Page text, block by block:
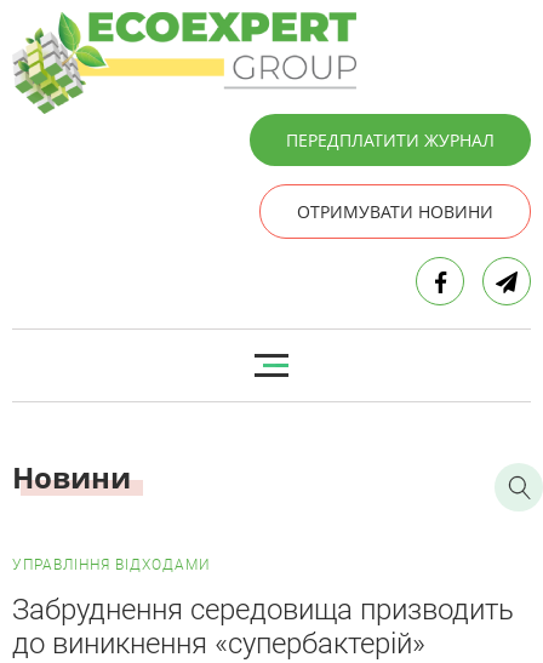
ПЕРЕДПЛАТИТИ ЖУРНАЛ
ОТРИМУВАТИ НОВИНИ
Новини
УПРАВЛІННЯ ВІДХОДАМИ
Забруднення середовища призводить
до виникнення «супербактерій»